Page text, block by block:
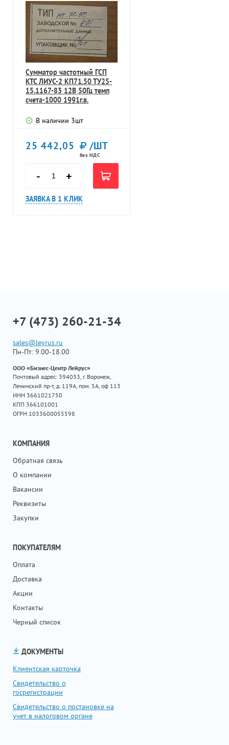
Сумматор частотный ГСП
КТС ЛИУС-2 КП71.50 ТУ25-
15.1167-83 12В 50Гц темп
счета-1000 1991г.в.
В наличии 3шт
25 442,05 /ШТ
без НДС
- +
ЗАЯВКА В 1 КЛИК
+7 (473) 260-21-34
sales@leyrus.ru
Пн-Пт: 9.00-18.00
ООО «Бизнес-Центр Лейрус»
Почтовый адрес: 394033, г. Воронеж,
Ленинский пр-т, д. 119А, пом. 5А, оф 113
ИНН 3661021750
КПП 366101001
ОГРН 1033600055598
КОМПАНИЯ
Обратная связь
О компании
Вакансии
Реквизиты
Закупки
ПОКУПАТЕЛЯМ
Оплата
Доставка
Акции
Контакты
Черный список
ДОКУМЕНТЫ
Клиентская карточка
Свидетельство о
госрегистрации
Свидетельство о постановке на
учет в налоговом органе